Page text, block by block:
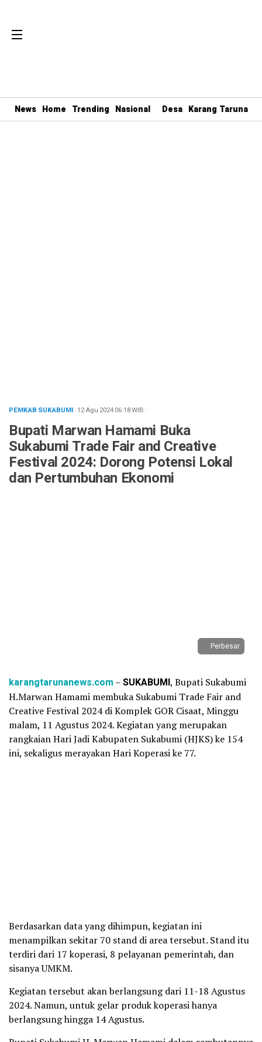
News Home Trending Nasional Desa Karang Taruna
PEMKAB SUKABUMI· 12 Agu 202406:18WIB ·
Bupati Marwan Hamami Buka
Sukabumi Trade Fair and Creative
Festival 2024: Dorong Potensi Lokal
dan Pertumbuhan Ekonomi
Perbesar
karangtarunanews.com –SUKABUMI, Bupati Sukabumi
H.Marwan Hamami membuka Sukabumi Trade Fair and
Creative Festival 2024 di Komplek GOR Cisaat, Minggu
malam, 11 Agustus 2024. Kegiatan yang merupakan
rangkaian Hari Jadi Kabupaten Sukabumi (HJKS) ke 154
ini, sekaligus merayakan Hari Koperasi ke 77.
Berdasarkan data yang dihimpun, kegiatan ini
menampilkan sekitar 70 stand di area tersebut. Stand itu
terdiri dari 17 koperasi, 8 pelayanan pemerintah, dan
sisanya UMKM.
Kegiatan tersebut akan berlangsung dari 11-18 Agustus
2024. Namun, untuk gelar produk koperasi hanya
berlangsung hingga 14 Agustus.